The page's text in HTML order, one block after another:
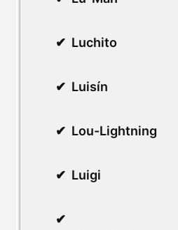
Luchito
Luisín
Lou-Lightning
Luigi